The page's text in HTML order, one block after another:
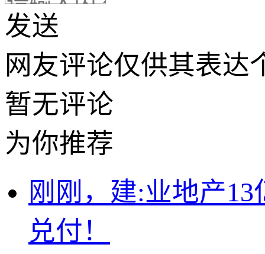
发送
网友评论仅供其表达
暂无评论
为你推荐
刚刚，建:业地产
兑付！